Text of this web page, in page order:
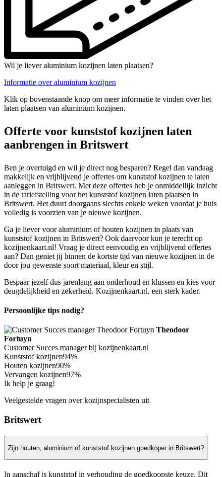
Wil je liever aluminium kozijnen laten plaatsen?
Informatie over aluminium kozijnen
Klik op bovenstaande knop om meer informatie te vinden over het
laten plaatsen van aluminium kozijnen.
Offerte voor kunststof kozijnen laten
aanbrengen in Britswert
Ben je overtuigd en wil je direct nog besparen? Regel dan vandaag
makkelijk en vrijblijvend je offertes om kunststof kozijnen te laten
aanleggen in Britswert. Met deze offertes heb je onmiddellijk inzicht
in de tariefstelling voor het kunststof kozijnen laten plaatsen in
Britswert. Het duurt doorgaans slechts enkele weken voordat je huis
volledig is voorzien van je nieuwe kozijnen.
Ga je liever voor aluminium of houten kozijnen in plaats van
kunststof kozijnen in Britswert? Ook daarvoor kun je terecht op
kozijnenkaart.nl! Vraag je direct eenvoudig en vrijblijvend offertes
aan? Dan geniet jij binnen de kortste tijd van nieuwe kozijnen in de
door jou gewenste soort materiaal, kleur en stijl.
Bespaar jezelf dus jarenlang aan onderhoud en klussen en kies voor
deugdelijkheid en zekerheid. Kozijnenkaart.nl, een sterk kader.
Persoonlijke tips nodig?
Theodoor
Fortuyn
Customer Succes manager bij kozijnenkaart.nl
Kunststof kozijnen94%
Houten kozijnen90%
Vervangen kozijnen97%
Ik help je graag!
Veelgestelde vragen over kozijnspecialisten uit
Britswert
Zijn houten, aluminium of kunststof kozijnen goedkoper in Britswert?
In aanschaf is kunststof in verhouding de goedkoopste keuze. Dit